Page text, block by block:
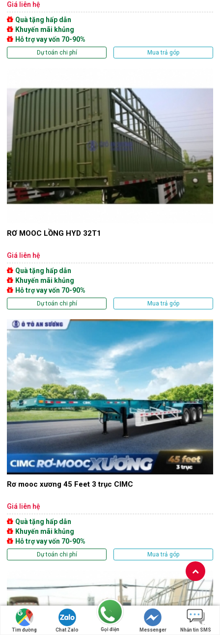
Giá liên hệ
Quà tặng hấp dẫn
Khuyến mãi khủng
Hỗ trợ vay vốn 70-90%
Dự toán chi phí Mua trả góp
RƠ MOOC LỒNG HYD 32T1
Giá liên hệ
Quà tặng hấp dẫn
Khuyến mãi khủng
Hỗ trợ vay vốn 70-90%
Dự toán chi phí Mua trả góp
Rơ mooc xương 45 Feet 3 trục CIMC
Giá liên hệ
Quà tặng hấp dẫn
Khuyến mãi khủng
Hỗ trợ vay vốn 70-90%
Dự toán chi phí Mua trả góp
Tìm đường Chat Zalo Gọi điện Messenger Nhắn tin SMS